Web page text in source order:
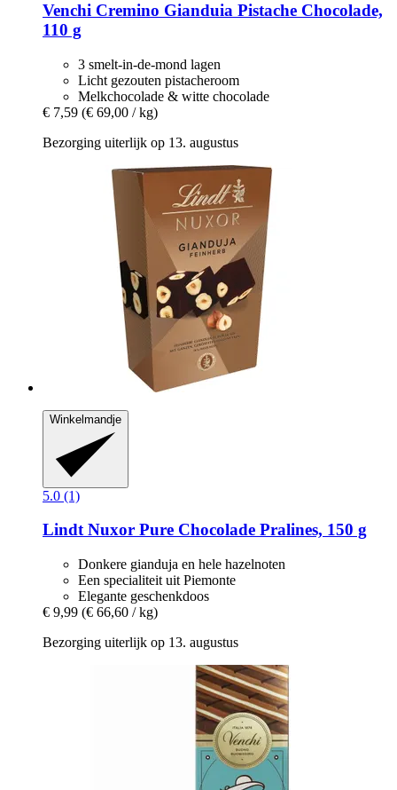
Venchi Cremino Gianduia Pistache Chocolade,
110 g
3 smelt-in-de-mond lagen
Licht gezouten pistacheroom
Melkchocolade & witte chocolade
€ 7,59 (€ 69,00 / kg)
Bezorging uiterlijk op 13. augustus
Winkelmandje
5.0 (1)
LindtNuxor Pure Chocolade Pralines, 150 g
Donkere gianduja en hele hazelnoten
Een specialiteit uit Piemonte
Elegante geschenkdoos
€ 9,99 (€ 66,60 / kg)
Bezorging uiterlijk op 13. augustus